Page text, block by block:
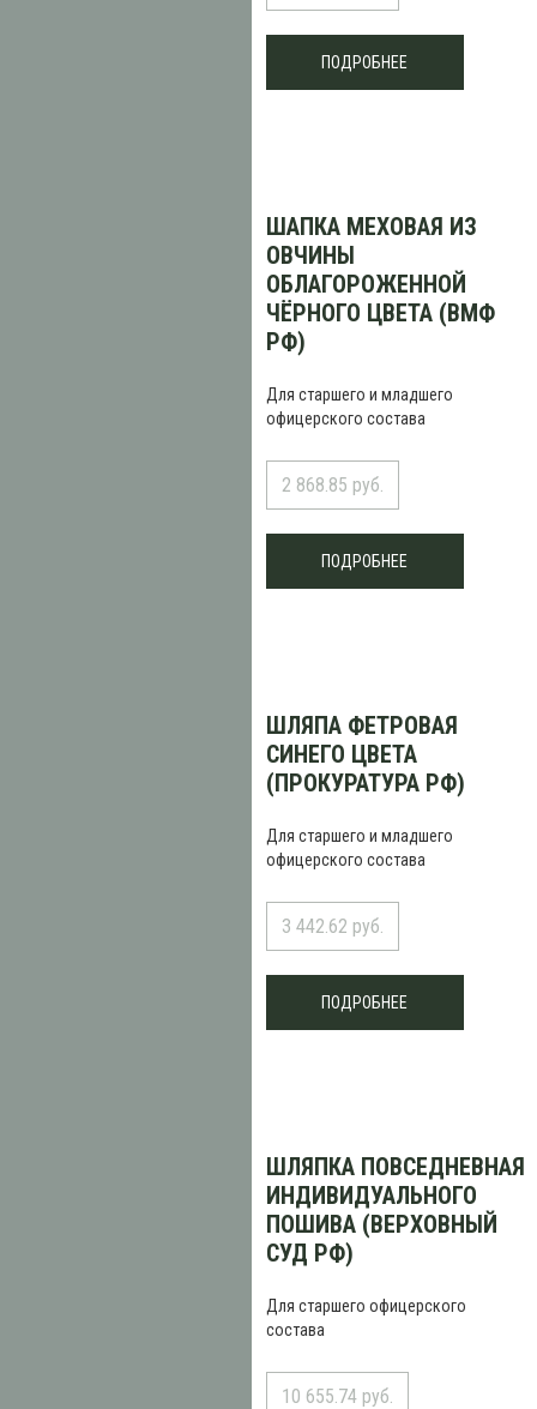
ПОДРОБНЕЕ
ШАПКА МЕХОВАЯ ИЗ
ОВЧИНЫ
ОБЛАГОРОЖЕННОЙ
ЧЁРНОГО ЦВЕТА (ВМФ
РФ)
Для старшего и младшего
офицерского состава
2 868.85 руб.
ПОДРОБНЕЕ
ШЛЯПА ФЕТРОВАЯ
СИНЕГО ЦВЕТА
(ПРОКУРАТУРА РФ)
Для старшего и младшего
офицерского состава
3 442.62 руб.
ПОДРОБНЕЕ
ШЛЯПКА ПОВСЕДНЕВНАЯ
ИНДИВИДУАЛЬНОГО
ПОШИВА (ВЕРХОВНЫЙ
СУД РФ)
Для старшего офицерского
состава
10 655.74 руб.